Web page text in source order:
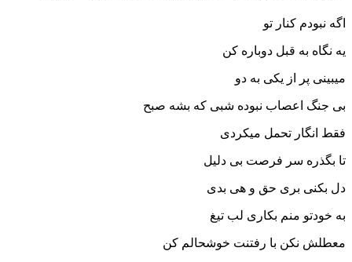
اگه نبودم کنار تو
یه نگاه به قبل دوباره کن
میبینی پر از یکی به دو
بی جنگ اعصاب نبوده شبی که بشه صبح
فقط انگار تحمل میکردی
تا بگذره سر فرصت بی دلیل
دل بکنی بری حق و هی بدی
به خودتو منم بکاری لب تیغ
معطلش نکن با رفتنت خوشحالم کن